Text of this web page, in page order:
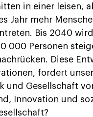
in einer leisen,
Jahr mehr
Bis 2040
000 Personen
Diese
fordert
und Gesellschaft
Innovation und